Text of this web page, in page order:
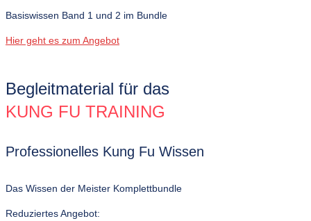
Basiswissen Band 1 und 2 im Bundle
Hier geht es zum Angebot
Begleitmaterial für das
KUNG FU TRAINING
Professionelles Kung Fu Wissen
Das Wissen der Meister Komplettbundle
Reduziertes Angebot: